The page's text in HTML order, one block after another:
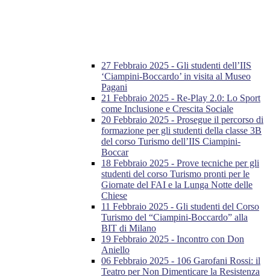
27 Febbraio 2025 - Gli studenti dell’IIS
‘Ciampini-Boccardo’ in visita al Museo
Pagani
21 Febbraio 2025 - Re-Play 2.0: Lo Sport
come Inclusione e Crescita Sociale
20 Febbraio 2025 - Prosegue il percorso di
formazione per gli studenti della classe 3B
del corso Turismo dell’IIS Ciampini-
Boccar
18 Febbraio 2025 - Prove tecniche per gli
studenti del corso Turismo pronti per le
Giornate del FAI e la Lunga Notte delle
Chiese
11 Febbraio 2025 - Gli studenti del Corso
Turismo del “Ciampini-Boccardo” alla
BIT di Milano
19 Febbraio 2025 - Incontro con Don
Aniello
06 Febbraio 2025 - 106 Garofani Rossi: il
Teatro per Non Dimenticare la Resistenza